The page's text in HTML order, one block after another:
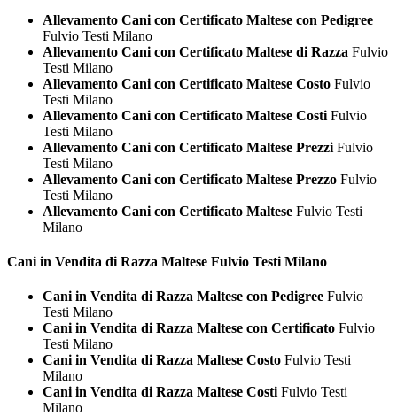
Allevamento Cani con Certificato Maltese con Pedigree
Fulvio Testi Milano
Allevamento Cani con Certificato Maltese di Razza Fulvio
Testi Milano
Allevamento Cani con Certificato Maltese Costo Fulvio
Testi Milano
Allevamento Cani con Certificato Maltese Costi Fulvio
Testi Milano
Allevamento Cani con Certificato Maltese Prezzi Fulvio
Testi Milano
Allevamento Cani con Certificato Maltese Prezzo Fulvio
Testi Milano
Allevamento Cani con Certificato Maltese Fulvio Testi
Milano
Cani in Vendita di Razza Maltese Fulvio Testi Milano
Cani in Vendita di Razza Maltese con Pedigree Fulvio
Testi Milano
Cani in Vendita di Razza Maltese con Certificato Fulvio
Testi Milano
Cani in Vendita di Razza Maltese Costo Fulvio Testi
Milano
Cani in Vendita di Razza Maltese CostiFulvio Testi
Milano